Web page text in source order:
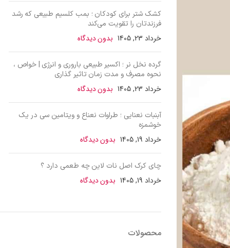
کشک شتر برای کودکان ؛ بمب کلسیم طبیعی که رشد
فرزندتان را تقویت می‌کند
خرداد 23, 1405 بدون دیدگاه
گرده نخل نر ؛ اکسیر طبیعی باروری و انرژی | خواص ،
نحوه مصرف و مدت زمان تاثیر گذاری
خرداد 23, 1405 بدون دیدگاه
آبنبات نعنایی ؛ طراوات نعناع و ویتامین سی در یک
خوشمزه
خرداد 19, 1405 بدون دیدگاه
چای کرک اصل نات لاین چه طعمی دارد ؟
خرداد 19, 1405 بدون دیدگاه
محصولات